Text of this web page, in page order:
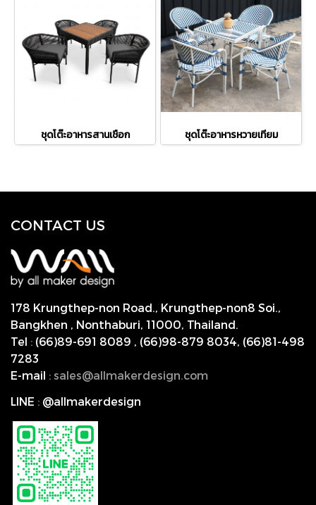
ชุดโต๊ะอาหารสานเชือก ชุดโต๊ะอาหารหวายเทียม
CONTACT US
178 Krungthep-non Road., Krungthep-non8 Soi.,
Bangkhen , Nonthaburi, 11000, Thailand.
Tel : (66)89-691 8089 , (66)98-879 8034, (66)81-498
7283
E-mail : sales@allmakerdesign.com
LINE : @allmakerdesign